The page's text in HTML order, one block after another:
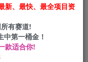
带你打造高商
新、最快、最全项目资
有赛道!
第一桶金！
款适合你!